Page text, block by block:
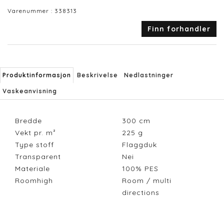
Varenummer : 338313
Finn forhandler
Produktinformasjon Beskrivelse Nedlastninger
Vaskeanvisning
Bredde 300 cm
Vekt pr. m²
225 g
Type stoff
Flaggduk
Transparent
Nei
Materiale
100% PES
Roomhigh
Room / multi
directions